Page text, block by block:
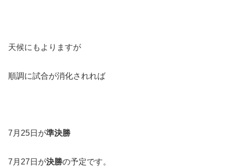
天候にもよりますが
順調に試合が消化されれば
7月25日が準決勝
7月27日が決勝の予定です。